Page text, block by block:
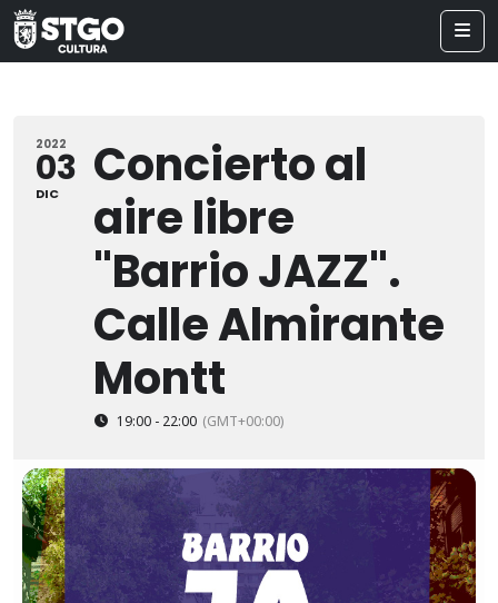
2022
03
DIC
Concierto al
aire libre
"Barrio JAZZ".
Calle Almirante
Montt
19:00 - 22:00 (GMT+00:00)